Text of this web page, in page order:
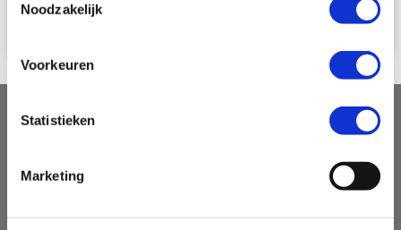
Noodzakelijk
Voorkeuren
Statistieken
Marketing
P.J. Oudweg 4